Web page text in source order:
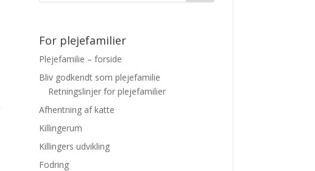
For plejefamilier
Plejefamilie – forside
Bliv godkendt som plejefamilie
Retningslinjer for plejefamilier
Afhentning af katte
Killingerum
Killingers udvikling
Fodring